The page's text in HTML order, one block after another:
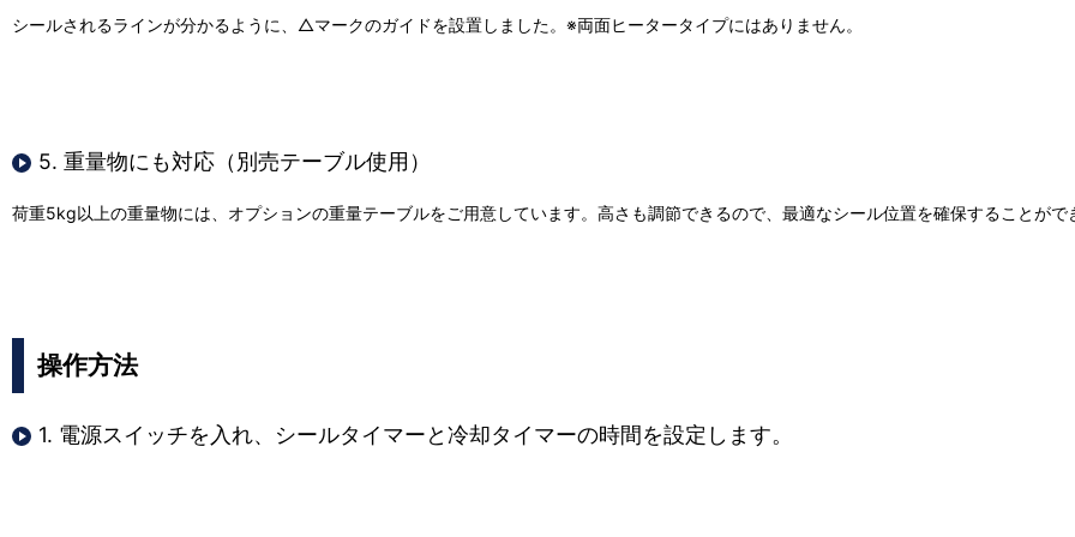
シールされるラインが分かるように、△マークのガイドを設置しました。※両面ヒータータイプにはありません。
5. 重量物にも対応（別売テーブル使用）
荷重5kg以上の重量物には、オプションの重量テーブルをご用意しています。高さも調節できるので、最適なシール位置を確保することがで
操作方法
1. 電源スイッチを入れ、シールタイマーと冷却タイマーの時間を設定します。